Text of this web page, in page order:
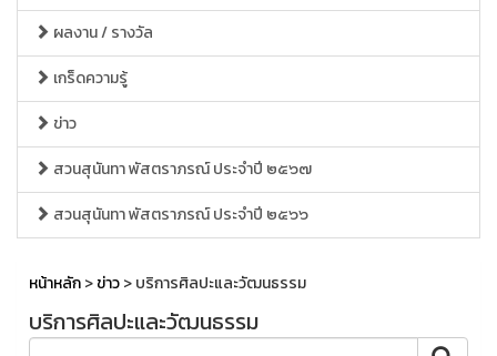
ผลงาน / รางวัล
เกร็ดความรู้
ข่าว
สวนสุนันทา พัสตราภรณ์ ประจำปี ๒๕๖๗
สวนสุนันทา พัสตราภรณ์ ประจำปี ๒๕๖๖
หน้าหลัก>ข่าว> บริการศิลปะและวัฒนธรรม
บริการศิลปะและวัฒนธรรม